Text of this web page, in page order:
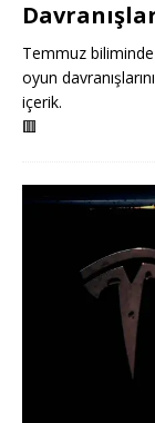
Temmuz
oyun
içerik.
🟥